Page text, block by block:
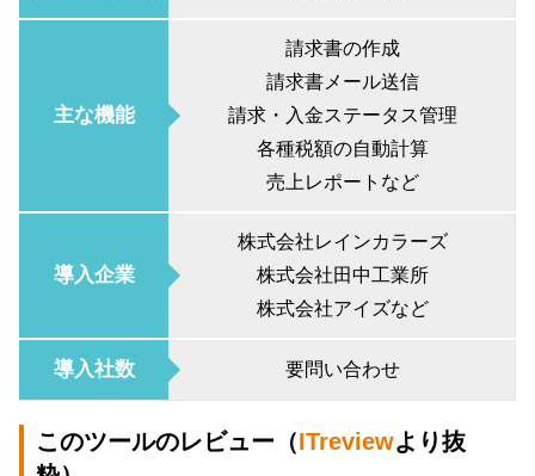
主な機能
請求書の作成
請求書メール送信
請求・入金ステータス管理
各種税額の自動計算
売上レポートなど
導入企業
株式会社レインカラーズ
株式会社田中工業所
株式会社アイズなど
導入社数 要問い合わせ
このツールのレビュー（ITreviewより抜